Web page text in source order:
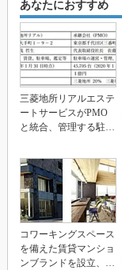
あなたにおすすめ
三菱地所リアルエステ
ートサービスがPMO
と統合、管理する駐車
コワーキングスペース
を備えた賃貸マンショ
ンブランドを設立、三